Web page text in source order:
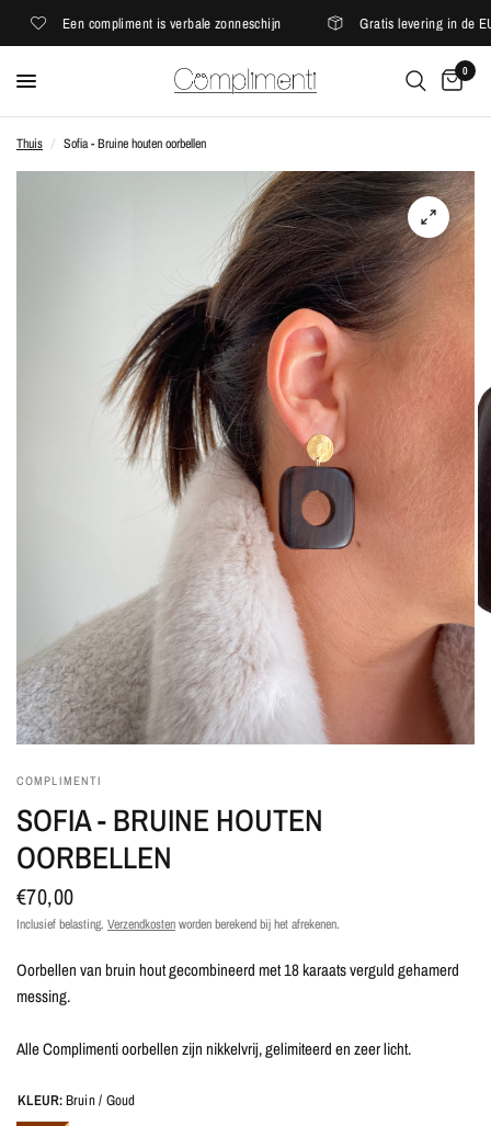
Een compliment is verbale zonneschijn Gratis levering in de EU
0
Thuis / Sofia - Bruine houten oorbellen
COMPLIMENTI
SOFIA - BRUINE HOUTEN
OORBELLEN
€70,00
Inclusief belasting. Verzendkostenworden berekend bij het afrekenen.
Oorbellen van bruin hout gecombineerd met 18 karaats verguld gehamerd
messing.
Alle Complimenti oorbellen zijn nikkelvrij, gelimiteerd en zeer licht.
KLEUR:Bruin / Goud